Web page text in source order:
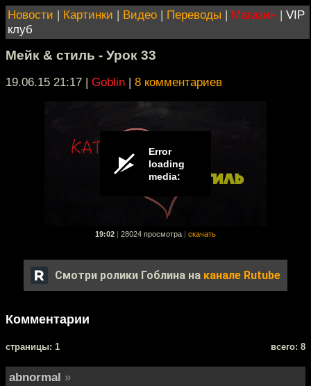
Новости | Картинки | Видео | Переводы | Магазин | VIP
клуб
Мейк & стиль - Урок 33
19.06.15 21:17 | Goblin | 8 комментариев
19:02 28024 просмотра скачать
Смотри ролики Гоблина на канале Rutube
Комментарии
cтраницы: 1 всего: 8
abnormal »